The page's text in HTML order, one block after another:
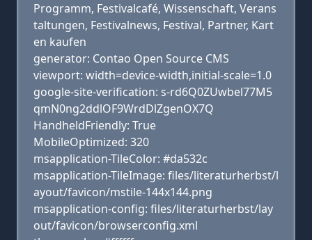
Programm, Festivalcafé, Wissenschaft, Verans
taltungen, Festivalnews, Festival, Partner, Kart
en kaufen
generator: Contao Open Source CMS
viewport: width=device-width,initial-scale=1.0
google-site-verification: s-rd6Q0ZUwbel77M5
qmN0ng2ddlOF9WrdDlZgenOX7Q
HandheldFriendly: True
MobileOptimized: 320
msapplication-TileColor: #da532c
msapplication-TileImage: files/literaturherbst/l
ayout/favicon/mstile-144x144.png
msapplication-config: files/literaturherbst/lay
out/favicon/browserconfig.xml